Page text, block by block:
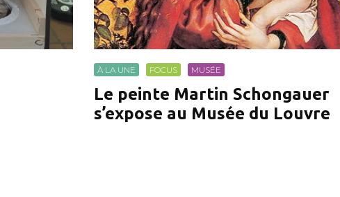
À LA UNE FOCUS MUSÉE
Le peinte Martin Schongauer
s’expose au Musée du Louvre